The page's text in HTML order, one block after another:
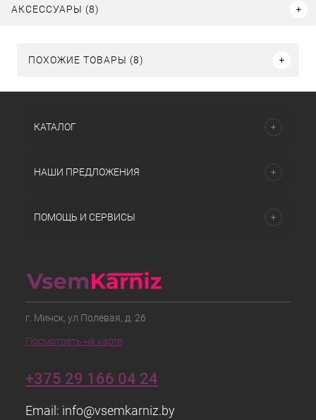
АКСЕССУАРЫ (8)
ПОХОЖИЕ ТОВАРЫ (8)
КАТАЛОГ
НАШИ ПРЕДЛОЖЕНИЯ
ПОМОЩЬ И СЕРВИСЫ
г. Минск, ул Полевая, д. 26
Посмотреть на карте
+375 29 166 04 24
Email: info@vsemkarniz.by